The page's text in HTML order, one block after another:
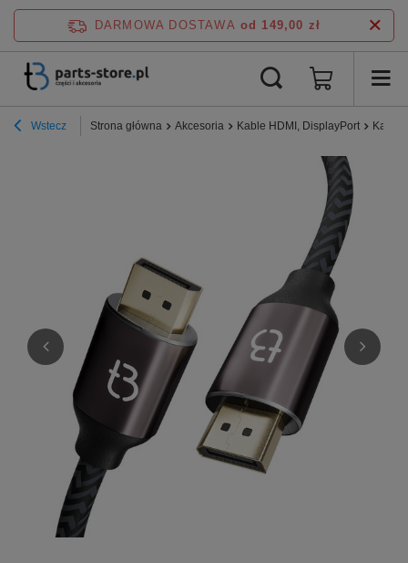
DARMOWA DOSTAWA od 149,00 zł
Wstecz Strona główna Akcesoria Kable HDMI, DisplayPort Kabel